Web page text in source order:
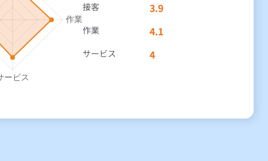
接客 3.9
作業 4.1
サービス 4